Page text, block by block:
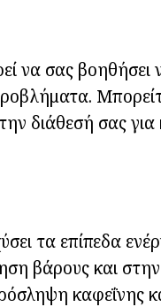
να σας βοηθήσει
διάθεσή σας για
τα επίπεδα
βάρους και
καφεΐνης